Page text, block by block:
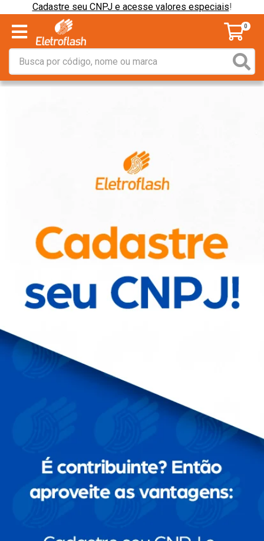
Cadastre seu CNPJ e acesse valores especiais!
0